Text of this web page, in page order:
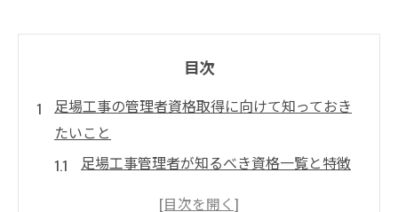
目次
足場工事の管理者資格取得に向けて知っておき
たいこと
足場工事管理者が知るべき資格一覧と特徴
足場工事の資格取得に必要な条件を理解す